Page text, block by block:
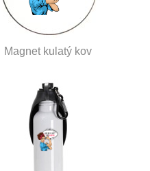
Magnet kulatý kov